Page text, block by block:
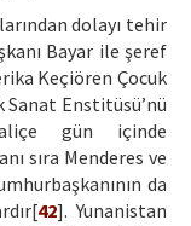
dolayı tehir
Bayar ile şeref
Keçiören Çocuk
Sanat Enstitüsü’nü
gün içinde
sıra Menderes ve
da
42]. Yunanistan